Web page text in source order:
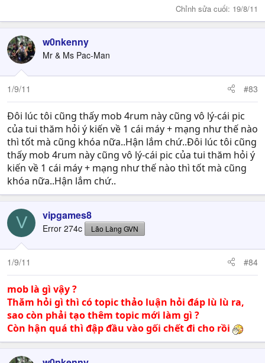
Chỉnh sửa cuối: 19/8/11
w0nkenny
Mr & Ms Pac-Man
1/9/11 #83
Đôi lúc tôi cũng thấy mob 4rum này cũng vô lý-cái pic
của tui thăm hỏi ý kiến về 1 cái máy + mạng như thế nào
thì tốt mà cũng khóa nữa..Hận lắm chứ..Đôi lúc tôi cũng
thấy mob 4rum này cũng vô lý-cái pic của tui thăm hỏi ý
kiến về 1 cái máy + mạng như thế nào thì tốt mà cũng
khóa nữa..Hận lắm chứ..
V vipgames8
Error 274c Lão Làng GVN
1/9/11 #84
mob là gì vậy ?
Thăm hỏi gì thì có topic thảo luận hỏi đáp lù lù ra,
sao còn phải tạo thêm topic mới làm gì ?
Còn hận quá thì đập đầu vào gối chết đi cho rồi